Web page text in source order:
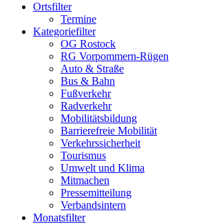
Ortsfilter
Termine
Kategoriefilter
OG Rostock
RG Vorpommern-Rügen
Auto & Straße
Bus & Bahn
Fußverkehr
Radverkehr
Mobilitätsbildung
Barrierefreie Mobilität
Verkehrssicherheit
Tourismus
Umwelt und Klima
Mitmachen
Pressemitteilung
Verbandsintern
Monatsfilter